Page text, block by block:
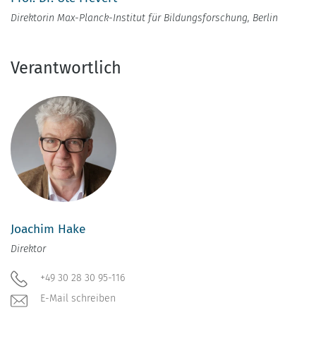
Direktorin Max-Planck-Institut für Bildungsforschung, Berlin
Verantwortlich
Joachim Hake
Direktor
+49 30 28 30 95-116
E-Mail schreiben